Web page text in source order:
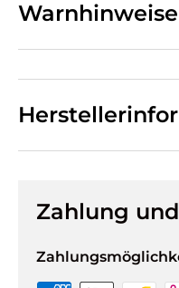
Warnhinweise
Zahlung